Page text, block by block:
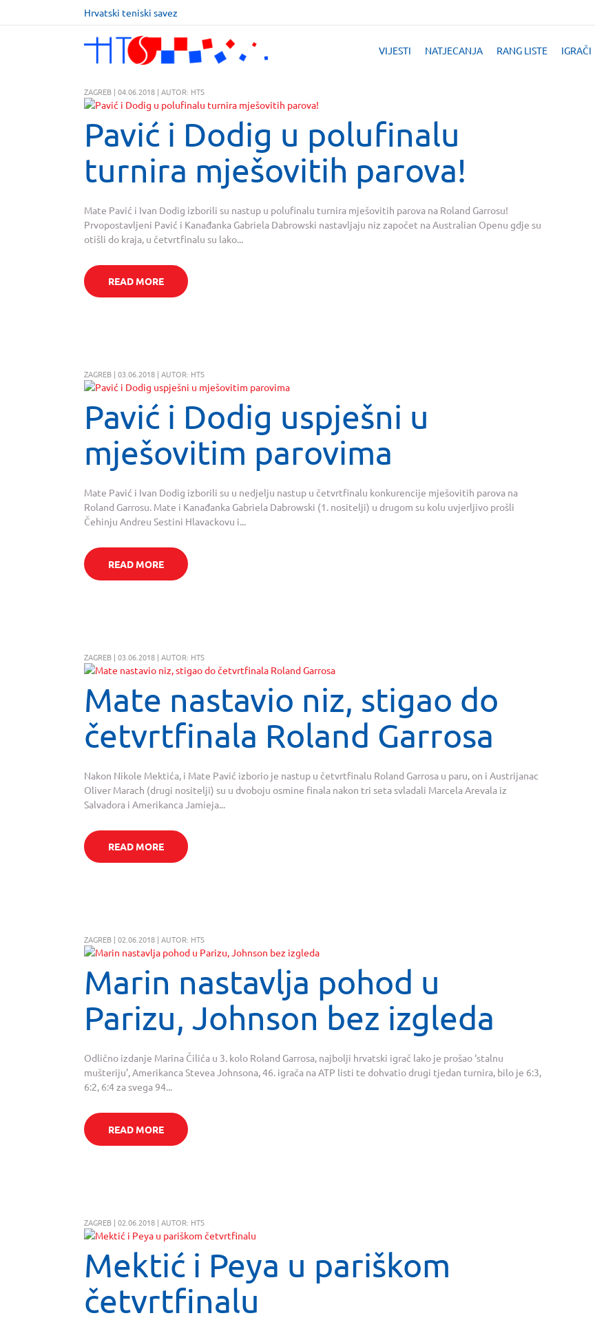
Hrvatski teniski savez
VIJESTI NATJECANJA RANG LISTE IGRAČI
ZAGREB | 04.06.2018 | AUTOR: HTS
Pavić i Dodig u polufinalu
turnira mješovitih parova!
Mate Pavić i Ivan Dodig izborili su nastup u polufinalu turnira mješovitih parova na Roland Garrosu!
Prvopostavljeni Pavić i Kanađanka Gabriela Dabrowski nastavljaju niz započet na Australian Openu gdje su
otišli do kraja, u četvrtfinalu su lako...
READ MORE
ZAGREB | 03.06.2018 | AUTOR: HTS
Pavić i Dodig uspješni u
mješovitim parovima
Mate Pavić i Ivan Dodig izborili su u nedjelju nastup u četvrtfinalu konkurencije mješovitih parova na
Roland Garrosu. Mate i Kanađanka Gabriela Dabrowski (1. nositelji) u drugom su kolu uvjerljivo prošli
Čehinju Andreu Sestini Hlavackovu i...
READ MORE
ZAGREB | 03.06.2018 | AUTOR: HTS
Mate nastavio niz, stigao do
četvrtfinala Roland Garrosa
Nakon Nikole Mektića, i Mate Pavić izborio je nastup u četvrtfinalu Roland Garrosa u paru, on i Austrijanac
Oliver Marach (drugi nositelji) su u dvoboju osmine finala nakon tri seta svladali Marcela Arevala iz
Salvadora i Amerikanca Jamieja...
READ MORE
ZAGREB | 02.06.2018 | AUTOR: HTS
Marin nastavlja pohod u
Parizu, Johnson bez izgleda
Odlično izdanje Marina Čilića u 3. kolo Roland Garrosa, najbolji hrvatski igrač lako je prošao ‘stalnu
mušteriju’, Amerikanca Stevea Johnsona, 46. igrača na ATP listi te dohvatio drugi tjedan turnira, bilo je 6:3,
6:2, 6:4 za svega 94...
READ MORE
ZAGREB | 02.06.2018 | AUTOR: HTS
Mektić i Peya u pariškom
četvrtfinalu